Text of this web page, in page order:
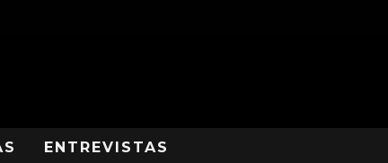
ENTREVISTAS